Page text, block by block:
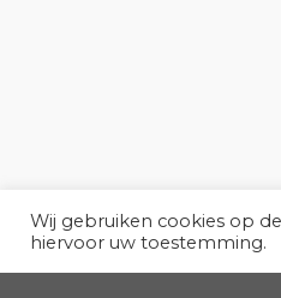
Wij gebruiken cookies op
hiervoor uw toestemming.